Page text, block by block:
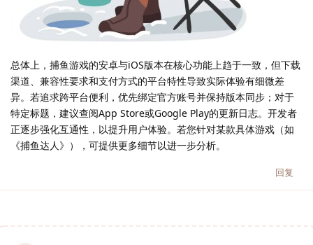
总体上，捕鱼游戏的安卓与iOS版本在核心功能上趋于一致，但下载
渠道、兼容性要求和支付方式的平台特性导致实际体验有细微差
异。若追求跨平台便利，优先绑定官方账号并保持版本同步；对于
特定标题，建议查阅App Store或Google Play的更新日志。开发者
正逐步强化互通性，以提升用户体验。若您针对某款具体游戏（如
《捕鱼达人》），可提供更多细节以进一步分析。
回复